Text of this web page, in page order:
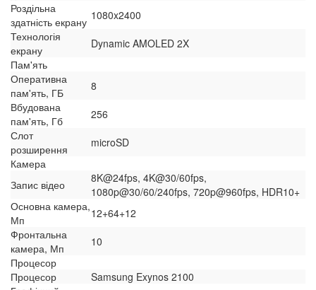
Роздільна
здатність екрану 1080x2400
Технологія
екрану
Dynamic AMOLED 2X
Пам'ять
Оперативна
пам'ять, ГБ
8
Вбудована
пам'ять, Гб
256
Слот
розширення
microSD
Камера
Запис відео
8K@24fps, 4K@30/60fps,
1080p@30/60/240fps, 720p@960fps, HDR10+
Основна камера,
Мп
12+64+12
Фронтальна
камера, Мп
10
Процесор
Процесор
Samsung Exynos 2100